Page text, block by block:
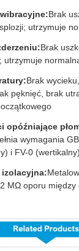
Brak
utrzymuje
Brak
utrzymuje
Brak
pęknięć, brak
opóźniające
wymagania
i FV-0 (wertikalny)
MΩ oporu